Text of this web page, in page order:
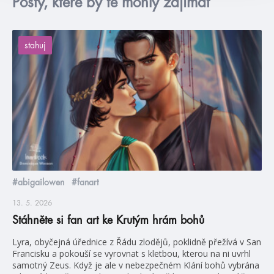
stahuj
#abigailowen #fanart
13. 5. 2026
Stáhněte si fan art ke Krutým hrám bohů
Lyra, obyčejná úřednice z Řádu zlodějů, poklidně přežívá v San
Francisku a pokouší se vyrovnat s kletbou, kterou na ni uvrhl
samotný Zeus. Když je ale v nebezpečném Klání bohů vybrána